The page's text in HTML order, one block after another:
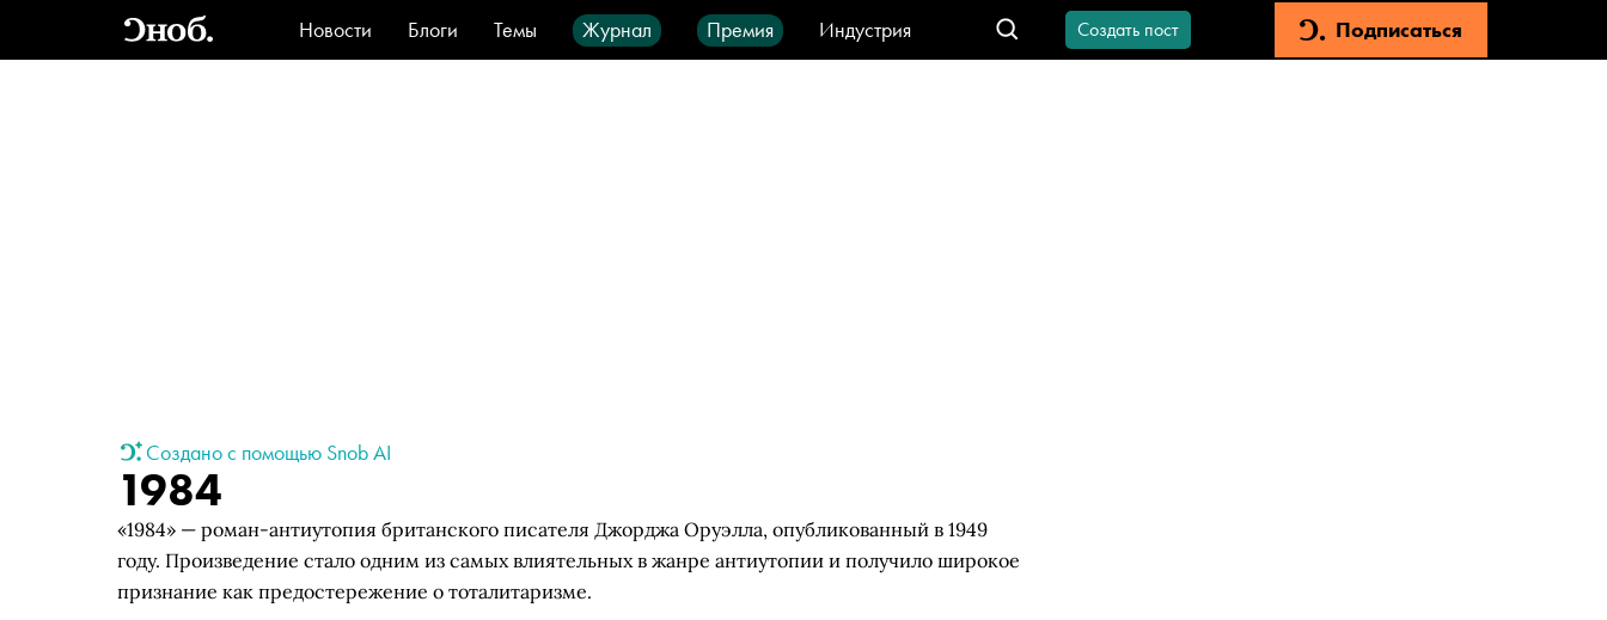
Новости Блоги Темы Журнал Премия
Индустрия
Стиль
Видео Город IT-продукты
Создать пост Подписаться
Создано с помощью Snob AI
1984
«1984» — роман-антиутопия британского писателя Джорджа Оруэлла, опубликованный в 1949
году. Произведение стало одним из самых влиятельных в жанре антиутопии и получило широкое
признание как предостережение о тоталитаризме.